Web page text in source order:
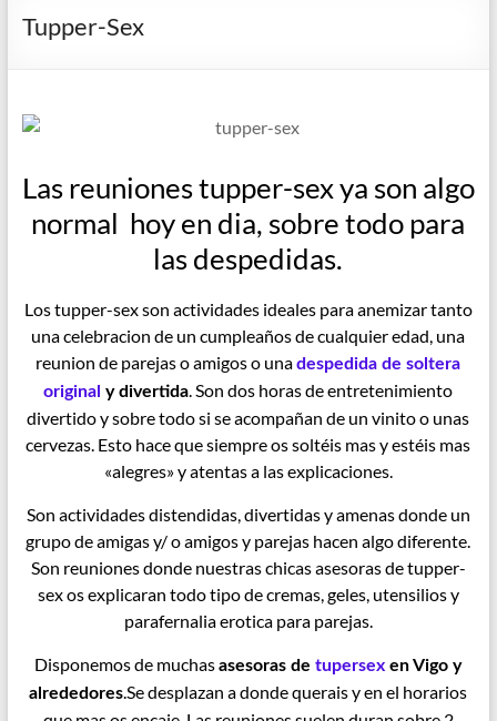
Tupper-Sex
Las reuniones tupper-sex ya son algo
normal hoy en dia, sobre todo para
las despedidas.
Los tupper-sex son actividades ideales para anemizar tanto
una celebracion de un cumpleaños de cualquier edad, una
reunion de parejas o amigos o unadespedida de soltera
original y divertida. Son dos horas de entretenimiento
divertido y sobre todo si se acompañan de un vinito o unas
cervezas. Esto hace que siempre os soltéis mas y estéis mas
«alegres» y atentas a las explicaciones.
Son actividades distendidas, divertidas y amenas donde un
grupo de amigas y/ o amigos y parejas hacen algo diferente.
Son reuniones donde nuestras chicas asesoras de tupper-
sex os explicaran todo tipo de cremas, geles, utensilios y
parafernalia erotica para parejas.
Disponemos de muchasasesoras detupersex en Vigo y
alrededores.Se desplazan a donde querais y en el horarios